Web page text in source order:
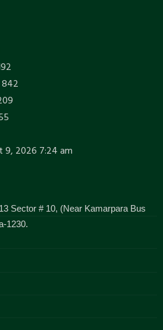
842
9, 2026 7:24 am
Sector # 10, (Near Kamarpara Bus
1230.